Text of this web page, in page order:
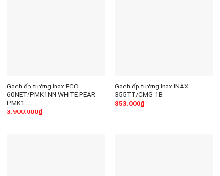
Gạch ốp tường Inax ECO-
60NET/PMK1NN WHITE PEAR
PMK1
3.900.000₫
Gạch ốp tường Inax INAX-
355TT/CMG-1B
853.000₫